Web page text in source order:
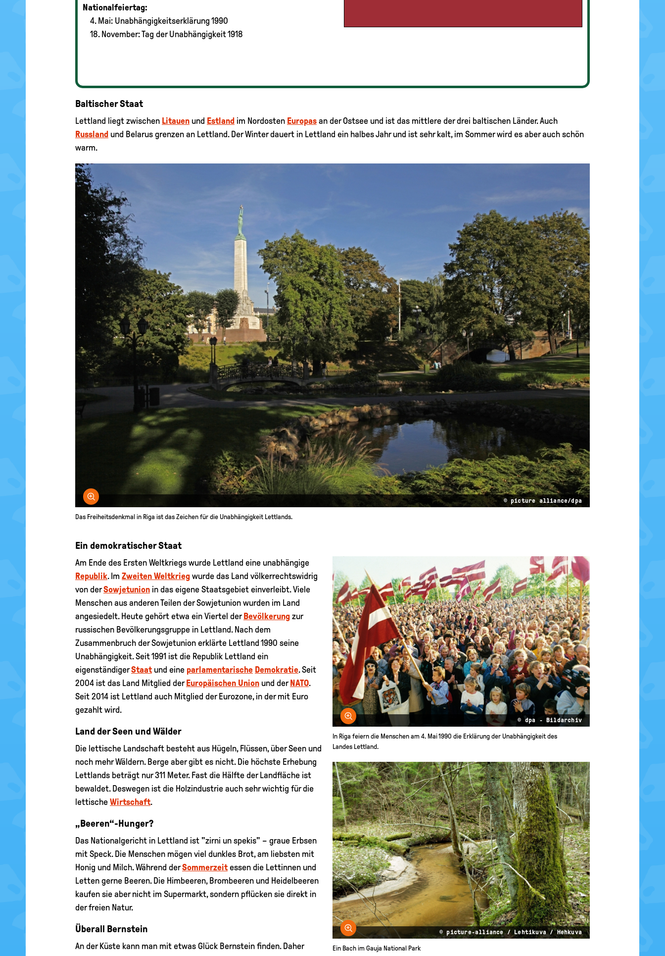
Nationalfeiertag:
4. Mai: Unabhängigkeitserklärung 1990
18. November: Tag der Unabhängigkeit 1918
Baltischer Staat
Lettland liegt zwischen Litauen und Estland im Nordosten Europas an der Ostsee und ist das mittlere der drei baltischen Länder. Auch
Russland und Belarus grenzen an Lettland. Der Winter dauert in Lettland ein halbes Jahr und ist sehr kalt, im Sommer wird es aber auch schön
warm.
Bild vergrößern
© picture alliance/dpa
Das Freiheitsdenkmal in Riga ist das Zeichen für die Unabhängigkeit Lettlands.
Ein demokratischer Staat
Bild vergrößern
© dpa - Bildarchiv
In Riga feiern die Menschen am 4. Mai 1990 die Erklärung der Unabhängigkeit des
Landes Lettland.
Am Ende des Ersten Weltkriegs wurde Lettland eine unabhängige
Republik. Im Zweiten Weltkrieg wurde das Land völkerrechtswidrig
von derSowjetunion in das eigene Staatsgebiet einverleibt. Viele
Menschen aus anderen Teilen der Sowjetunion wurden im Land
angesiedelt. Heute gehört etwa ein Viertel der Bevölkerung zur
russischen Bevölkerungsgruppe in Lettland. Nach dem
Zusammenbruch der Sowjetunion erklärte Lettland 1990 seine
Unabhängigkeit. Seit 1991 ist die Republik Lettland ein
eigenständigerStaatund eine parlamentarische Demokratie. Seit
2004 ist das Land Mitglied der Europäischen Union und der NATO.
Seit 2014 ist Lettland auch Mitglied der Eurozone, in der mit Euro
gezahlt wird.
Land der Seen und Wälder
Bild vergrößern
© picture-alliance / Lehtikuva / Hehkuva
Ein Bach im Gauja National Park
Die lettische Landschaft besteht aus Hügeln, Flüssen, über Seen und
noch mehr Wäldern. Berge aber gibt es nicht. Die höchste Erhebung
Lettlands beträgt nur 311 Meter. Fast die Hälfte der Landfläche ist
bewaldet. Deswegen ist die Holzindustrie auch sehr wichtig für die
lettische Wirtschaft.
„Beeren“-Hunger?
Das Nationalgericht in Lettland ist "zirni un spekis" – graue Erbsen
mit Speck. Die Menschen mögen viel dunkles Brot, am liebsten mit
Honig und Milch. Während derSommerzeitessen die Lettinnen und
Letten gerne Beeren. Die Himbeeren, Brombeeren und Heidelbeeren
kaufen sie aber nicht im Supermarkt, sondern pflücken sie direkt in
der freien Natur.
Überall Bernstein
An der Küste kann man mit etwas Glück Bernstein finden. Daher